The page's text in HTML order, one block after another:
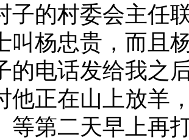
子的村委会主任
叫杨忠贵，而且
的电话发给我之
他正在山上放羊
等第二天早上再